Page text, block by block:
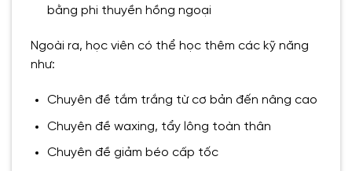
bằng phi thuyền hồng ngoại
Ngoài ra, học viên có thể học thêm các kỹ năng
như:
Chuyên đề tắm trắng từ cơ bản đến nâng cao
Chuyên đề waxing, tẩy lông toàn thân
Chuyên đề giảm béo cấp tốc